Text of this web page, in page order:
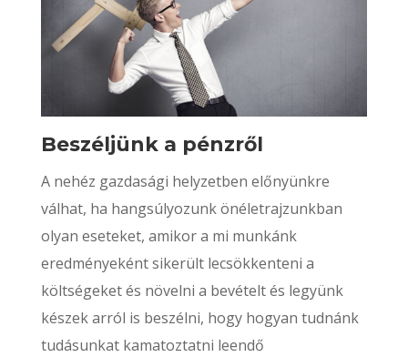
Beszéljünk a pénzről
A nehéz gazdasági helyzetben előnyünkre
válhat, ha hangsúlyozunk önéletrajzunkban
olyan eseteket, amikor a mi munkánk
eredményeként sikerült lecsökkenteni a
költségeket és növelni a bevételt és legyünk
készek arról is beszélni, hogy hogyan tudnánk
tudásunkat kamatoztatni leendő